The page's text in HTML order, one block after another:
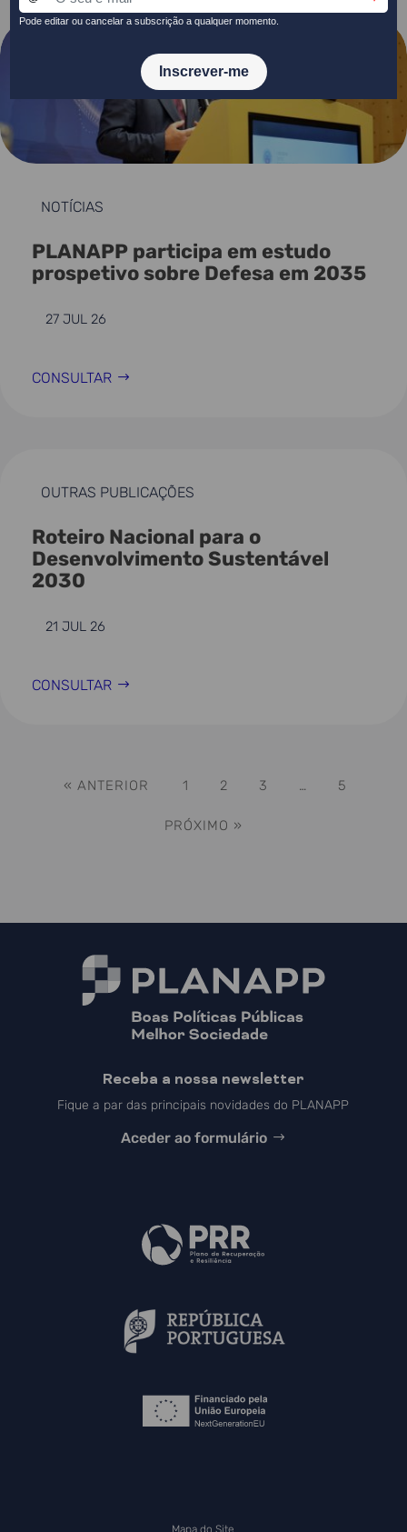
NOTÍCIAS
PLANAPP participa em estudo
prospetivo sobre Defesa em 2035
27 JUL 26
CONSULTAR
OUTRAS PUBLICAÇÕES
Roteiro Nacional para o
Desenvolvimento Sustentável
2030
21 JUL 26
CONSULTAR
« ANTERIOR 1 2 3 … 5
PRÓXIMO »
Receba a nossa newsletter
Fique a par das principais novidades do PLANAPP
Aceder ao formulário